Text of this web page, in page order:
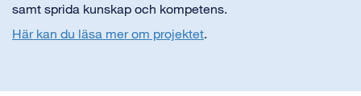
samt sprida kunskap och kompetens.
Här kan du läsa mer om projektet.